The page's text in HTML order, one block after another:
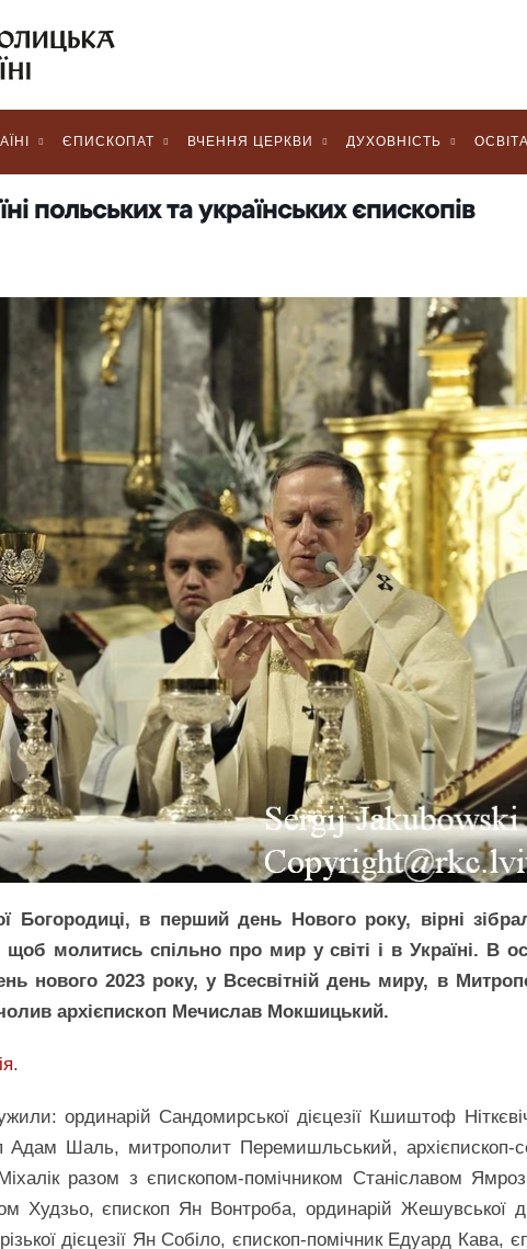
ЄПИСКОПАТ ВЧЕННЯ ЦЕРКВИ ДУХОВНІСТЬ ОСВІТА
польських та українських єпископів
Богородиці, в перший день Нового року, вірні
молитись спільно про мир у світі і в Україні. В
нового 2023 року, у Всесвітній день миру, в
архієпископ Мечислав Мокшицький.
.
ординарій Сандомирської дієцезії Кшиштоф
Адам Шаль, митрополит Перемишльський, архієпископ-
разом з єпископом-помічником Станіславом
Худзьо, єпископ Ян Вонтроба, ординарій Жешувської
дієцезії Ян Собіло, єпископ-помічник Едуард Кава,